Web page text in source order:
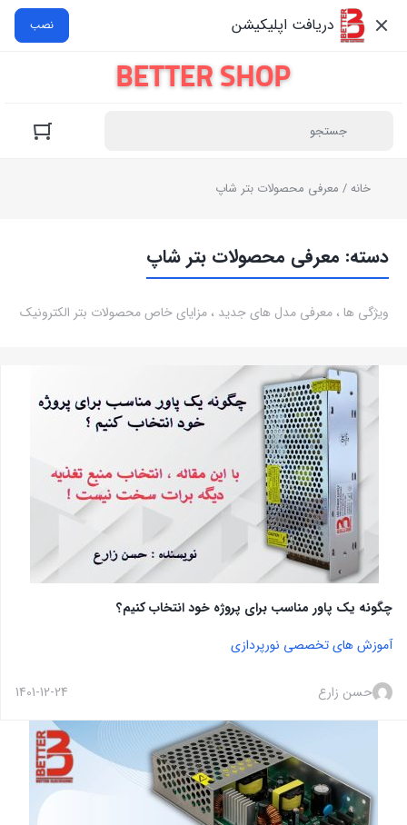
دریافت اپلیکیشن نصب
خانه/ معرفی محصولات بتر شاپ
دسته: معرفی محصولات بتر شاپ
ویژگی ها ، معرفی مدل های جدید ، مزایای خاص محصولات بتر الکترونیک
چگونه یک پاور مناسب برای پروژه خود انتخاب کنیم؟
آموزش های تخصصی نورپردازی
حسن زارع 1401-12-24